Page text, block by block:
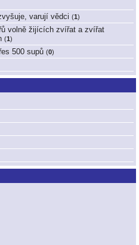
varují vědci (1)
volně žijících zvířat a zvířat
(1)
500 supů (0)